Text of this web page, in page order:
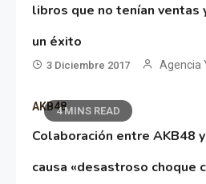
libros que no tenían ventas
un éxito
3 Diciembre 2017 Agencia
4 MINS READ
AKB48
Colaboración entre AKB48
causa «desastroso choque